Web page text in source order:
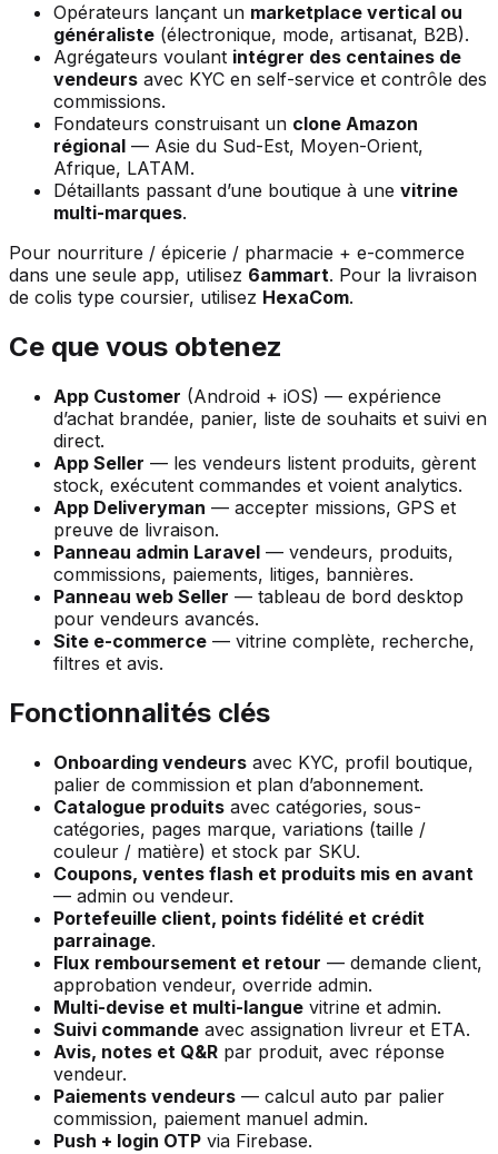
Opérateurs lançant un marketplace vertical ou
généraliste (électronique, mode, artisanat, B2B).
Agrégateurs voulant intégrer des centaines de
vendeurs avec KYC en self-service et contrôle des
commissions.
Fondateurs construisant un clone Amazon
régional — Asie du Sud-Est, Moyen-Orient,
Afrique, LATAM.
Détaillants passant d’une boutique à une vitrine
multi-marques.
Pour nourriture / épicerie / pharmacie + e-commerce
dans une seule app, utilisez 6ammart. Pour la livraison
de colis type coursier, utilisez HexaCom.
Ce que vous obtenez
App Customer (Android + iOS) — expérience
d’achat brandée, panier, liste de souhaits et suivi en
direct.
App Seller — les vendeurs listent produits, gèrent
stock, exécutent commandes et voient analytics.
App Deliveryman — accepter missions, GPS et
preuve de livraison.
Panneau admin Laravel — vendeurs, produits,
commissions, paiements, litiges, bannières.
Panneau web Seller — tableau de bord desktop
pour vendeurs avancés.
Site e-commerce — vitrine complète, recherche,
filtres et avis.
Fonctionnalités clés
Onboarding vendeurs avec KYC, profil boutique,
palier de commission et plan d’abonnement.
Catalogue produits avec catégories, sous-
catégories, pages marque, variations (taille /
couleur / matière) et stock par SKU.
Coupons, ventes flash et produits mis en avant
— admin ou vendeur.
Portefeuille client, points fidélité et crédit
parrainage.
Flux remboursement et retour — demande client,
approbation vendeur, override admin.
Multi-devise et multi-langue vitrine et admin.
Suivi commande avec assignation livreur et ETA.
Avis, notes et Q&R par produit, avec réponse
vendeur.
Paiements vendeurs — calcul auto par palier
commission, paiement manuel admin.
Push + login OTP via Firebase.